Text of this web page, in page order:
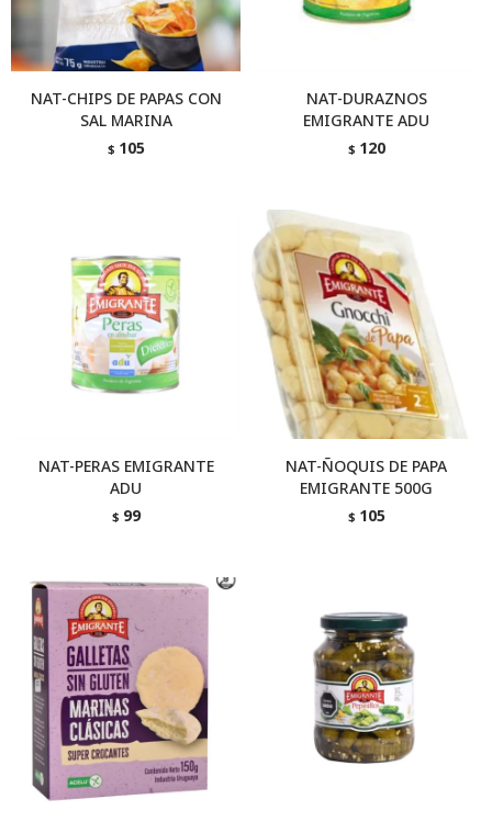
NAT-CHIPS DE PAPAS CON
SAL MARINA
$ 105
NAT-DURAZNOS
EMIGRANTE ADU
$ 120
NAT-PERAS EMIGRANTE
ADU
$ 99
NAT-ÑOQUIS DE PAPA
EMIGRANTE 500G
$ 105